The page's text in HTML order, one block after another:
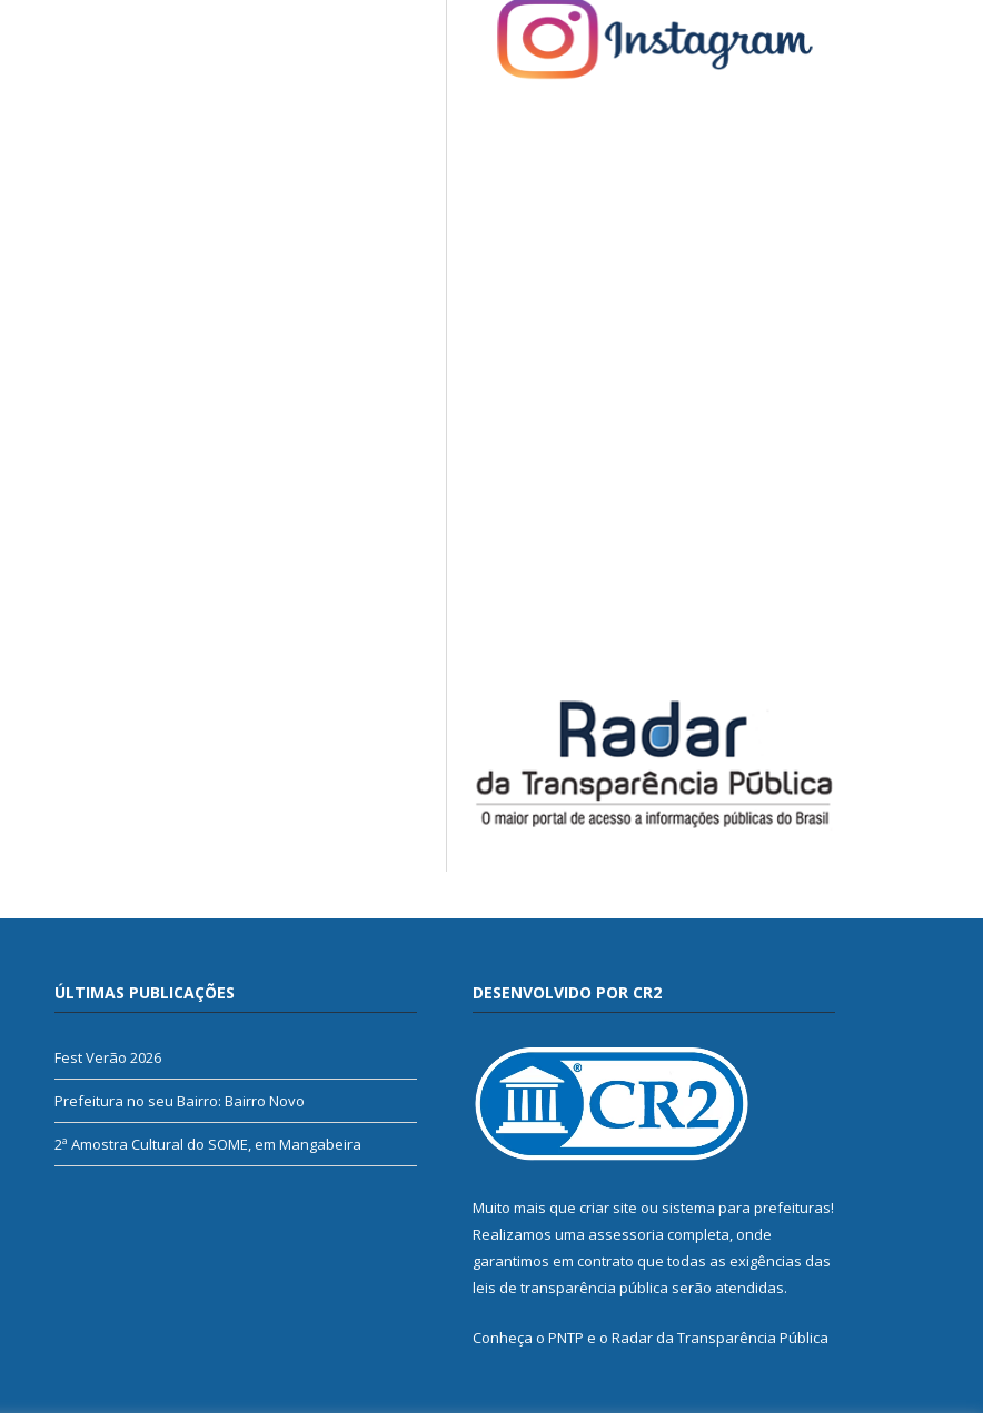
ÚLTIMAS PUBLICAÇÕES
Fest Verão 2026
Prefeitura no seu Bairro: Bairro Novo
2ª Amostra Cultural do SOME, em Mangabeira
DESENVOLVIDO POR CR2
Muito mais que criar site ou sistema para prefeituras!
Realizamos uma assessoria completa, onde
garantimos em contrato que todas as exigências das
leis de transparência pública serão atendidas.
Conheça o PNTP e o Radar da Transparência Pública